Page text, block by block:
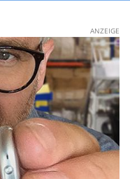
ANZEIGE